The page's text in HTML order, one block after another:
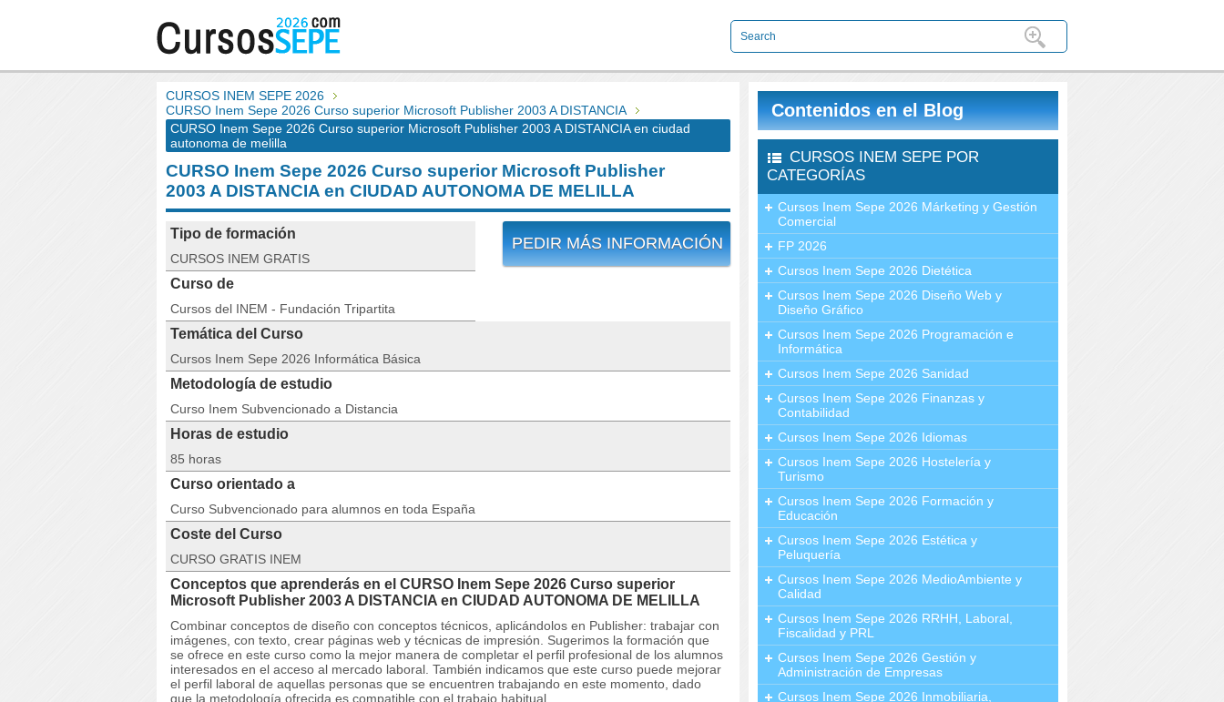
CURSOS INEM SEPE 2026
CURSO Inem Sepe 2026 Curso superior Microsoft Publisher 2003 A DISTANCIA
CURSO Inem Sepe 2026 Curso superior Microsoft Publisher 2003 A DISTANCIA en ciudad
autonoma de melilla
CURSO Inem Sepe 2026 Curso superior Microsoft Publisher
2003 A DISTANCIA en CIUDAD AUTONOMA DE MELILLA
PEDIR MÁS INFORMACIÓN
Tipo de formación
CURSOS INEM GRATIS
Curso de
Cursos del INEM - Fundación Tripartita
Temática del Curso
Cursos Inem Sepe 2026 Informática Básica
Metodología de estudio
Curso Inem Subvencionado a Distancia
Horas de estudio
85 horas
Curso orientado a
Curso Subvencionado para alumnos en toda España
Coste del Curso
CURSO GRATIS INEM
Conceptos que aprenderás en el CURSO Inem Sepe 2026 Curso superior
Microsoft Publisher 2003 A DISTANCIA en CIUDAD AUTONOMA DE MELILLA
Combinar conceptos de diseño con conceptos técnicos, aplicándolos en Publisher: trabajar con
imágenes, con texto, crear páginas web y técnicas de impresión. Sugerimos la formación que
se ofrece en este curso como la mejor manera de completar el perfil profesional de los alumnos
interesados en el acceso al mercado laboral. También indicamos que este curso puede mejorar
el perfil laboral de aquellas personas que se encuentren trabajando en este momento, dado
que la metodología ofrecida es compatible con el trabajo habitual
Contenidos en el Blog
CURSOS INEM SEPE POR
CATEGORÍAS
Cursos Inem Sepe 2026 Márketing y Gestión
Comercial
FP 2026
Cursos Inem Sepe 2026 Dietética
Cursos Inem Sepe 2026 Diseño Web y
Diseño Gráfico
Cursos Inem Sepe 2026 Programación e
Informática
Cursos Inem Sepe 2026 Sanidad
Cursos Inem Sepe 2026 Finanzas y
Contabilidad
Cursos Inem Sepe 2026 Idiomas
Cursos Inem Sepe 2026 Hostelería y
Turismo
Cursos Inem Sepe 2026 Formación y
Educación
Cursos Inem Sepe 2026 Estética y
Peluquería
Cursos Inem Sepe 2026 MedioAmbiente y
Calidad
Cursos Inem Sepe 2026 RRHH, Laboral,
Fiscalidad y PRL
Cursos Inem Sepe 2026 Gestión y
Administración de Empresas
Cursos Inem Sepe 2026 Inmobiliaria,